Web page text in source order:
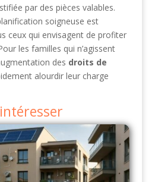
par des pièces valables.
soigneuse est
ceux qui envisagent de profiter
les familles qui n’agissent
des droits de
alourdir leur charge